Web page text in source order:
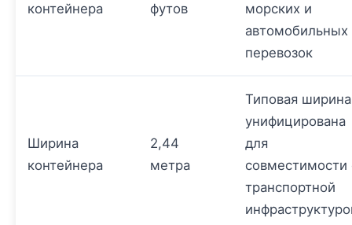
контейнера
футов
морских и
автомобильных
перевозок
Ширина
контейнера
2,44
метра
Типовая ширина
унифицирована
для
совместимости
транспортной